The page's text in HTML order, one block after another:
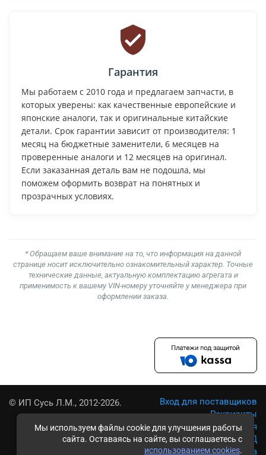
Мы используем файлы cookie для улучшения работы
сайта. Оставаясь на сайте, вы соглашаетесь с
использованием cookies.
Гарантия
Мы работаем с 2010 года и предлагаем запчасти, в
которых уверены: как качественные европейские и
японские аналоги, так и оригинальные китайские
детали. Срок гарантии зависит от производителя: 1
месяц на бюджетные заменители, 6 месяцев на
проверенные аналоги и 12 месяцев на оригинал.
Если заказанная деталь вам не подошла, мы
поможем оформить возврат на понятных и
прозрачных условиях.
* Обращаем ваше внимание на то, что информация на данной
странице носит исключительно ознакомительный характер. Точные
технические данные, актуальную комплектацию агрегата и
применимость к вашему VIN-номеру уточняйте у менеджера при
оформлении заказа.
© ИП Сусь Л.М., 2012-2026.
Вход для поставщиков
Реквизиты
Условия использования
Политика обработки ПД
Карта сайта